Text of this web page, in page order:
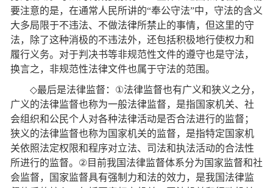
要注意的是，在通常人民所讲的“奉公守法”中，守法的含义
大多局限于不违法、不做法律所禁止的事情，但这里的守
法，除了这种消极的不违法外，还包括积极地行使权力和
履行义务。对于判决书等非规范性文件的遵守也是守法，
换言之，非规范性法律文件也属于守法的范围。
◇最后是法律监督： ①法律监督也有广义和狭义之分，
广义的法律监督也称为一般法律监督，是指国家机关、社
会组织和公民个人对各种法律活动是否合法进行的监督；
狭义的法律监督也称为国家机关的监督，是指特定国家机
关依照法定权限和程序对立法、司法和执法活动的合法性
所进行的监督。 ②目前我国法律监督体系分为国家监督和社
会监督，国家监督具有强制力和法的效力，是我国法律监